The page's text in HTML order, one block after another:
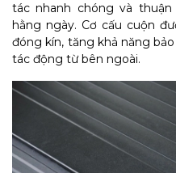
tác nhanh chóng và
hằng ngày. Cơ cấu cuộn
đóng kín, tăng khả năng
tác động từ bên ngoài.